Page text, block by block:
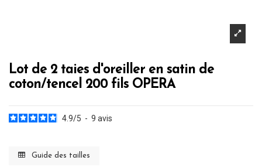
Lot de 2 taies d'oreiller en satin de
coton/tencel 200 fils OPERA
4.9/5 - 9 avis
Guide des tailles